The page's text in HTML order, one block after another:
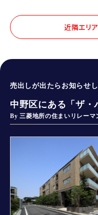
近隣エリ
売出しが出たらお知らせ
中野区にある「ザ
By 三菱地所の住まいリレーマ